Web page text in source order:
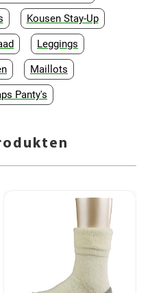
Kousen Stay-Up
Leggings
Maillots
Panty's